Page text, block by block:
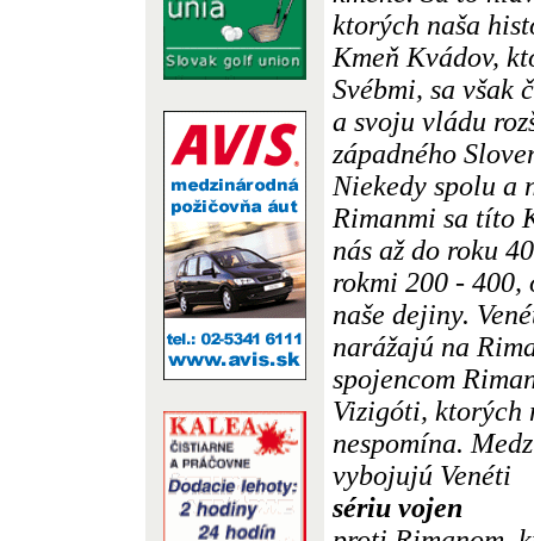
ktorých naša
Kmeň Kvádov,
Svébmi, sa však
a svoju vládu
západného
Niekedy spolu a
Rimanmi sa títo
nás až do roku
rokmi 200 - 400,
naše dejiny.
narážajú na
spojencom
Vizigóti, ktorých
nespomína.
vybojujú Venéti
sériu vojen